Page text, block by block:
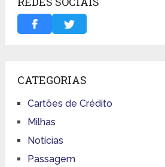
CATEGORIAS
Cartões de Crédito
Milhas
Notícias
Passagem